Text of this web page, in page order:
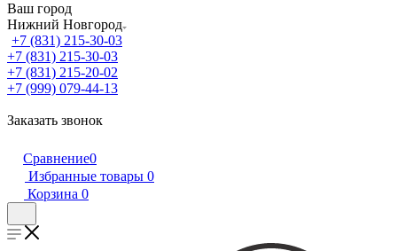
Ваш город
Нижний Новгород
+7 (831) 215-30-03
+7 (831) 215-30-03
+7 (831) 215-20-02
+7 (999) 079-44-13
Заказать звонок
Сравнение0
Избранные товары 0
Корзина 0